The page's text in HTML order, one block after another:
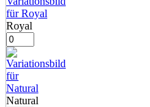
Royal
Natural